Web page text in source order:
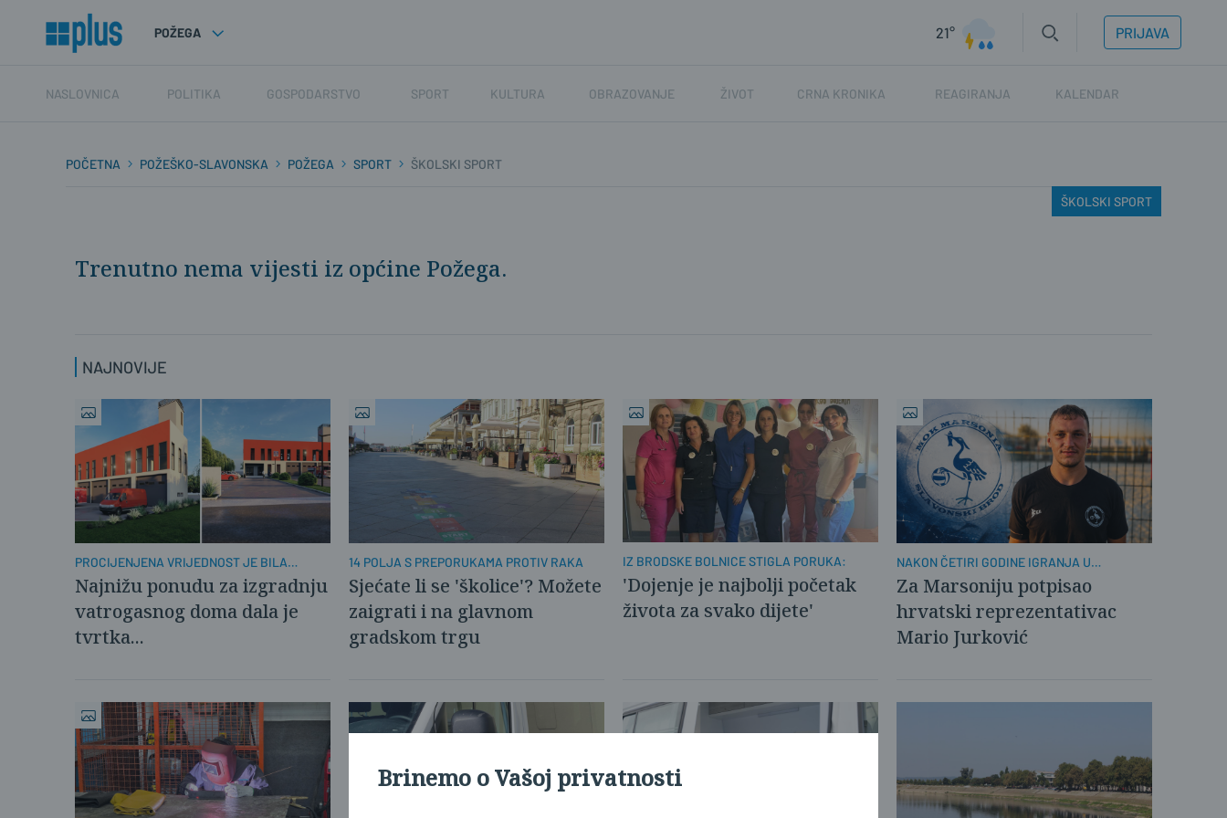
POŽEGA 21° PRIJAVA
NASLOVNICA POLITIKA GOSPODARSTVO SPORT KULTURA OBRAZOVANJE ŽIVOT CRNA KRONIKA REAGIRANJA KALENDAR
POČETNA POŽEŠKO-SLAVONSKA POŽEGA SPORT ŠKOLSKI SPORT
ŠKOLSKI SPORT
Trenutno nema vijesti iz općine Požega.
NAJNOVIJE
PROCIJENJENA VRIJEDNOST JE BILA
885.244 EURA
Najnižu ponudu za izgradnju
vatrogasnog doma dala je
tvrtka...
14 POLJA S PREPORUKAMA PROTIV RAKA
Sjećate li se 'školice'? Možete
zaigrati i na glavnom
gradskom trgu
IZ BRODSKE BOLNICE STIGLA PORUKA:
'Dojenje je najbolji početak
života za svako dijete'
NAKON ČETIRI GODINE IGRANJA U
KAŠTELIMA
Za Marsoniju potpisao
hrvatski reprezentativac
Mario Jurković
Brinemo o Vašoj privatnosti